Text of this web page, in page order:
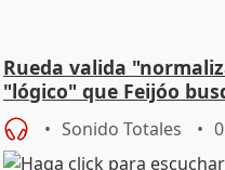
Rueda valida
"lógico" que Feijóo
Sonido Totales